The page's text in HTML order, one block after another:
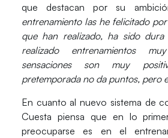
que destacan por su
entrenamiento las he felicitado
que han realizado, ha sido
realizado entrenamientos
sensaciones son muy
pretemporada no da puntos, pero
En cuanto al nuevo sistema de
Cuesta piensa que en lo
preocuparse es en el